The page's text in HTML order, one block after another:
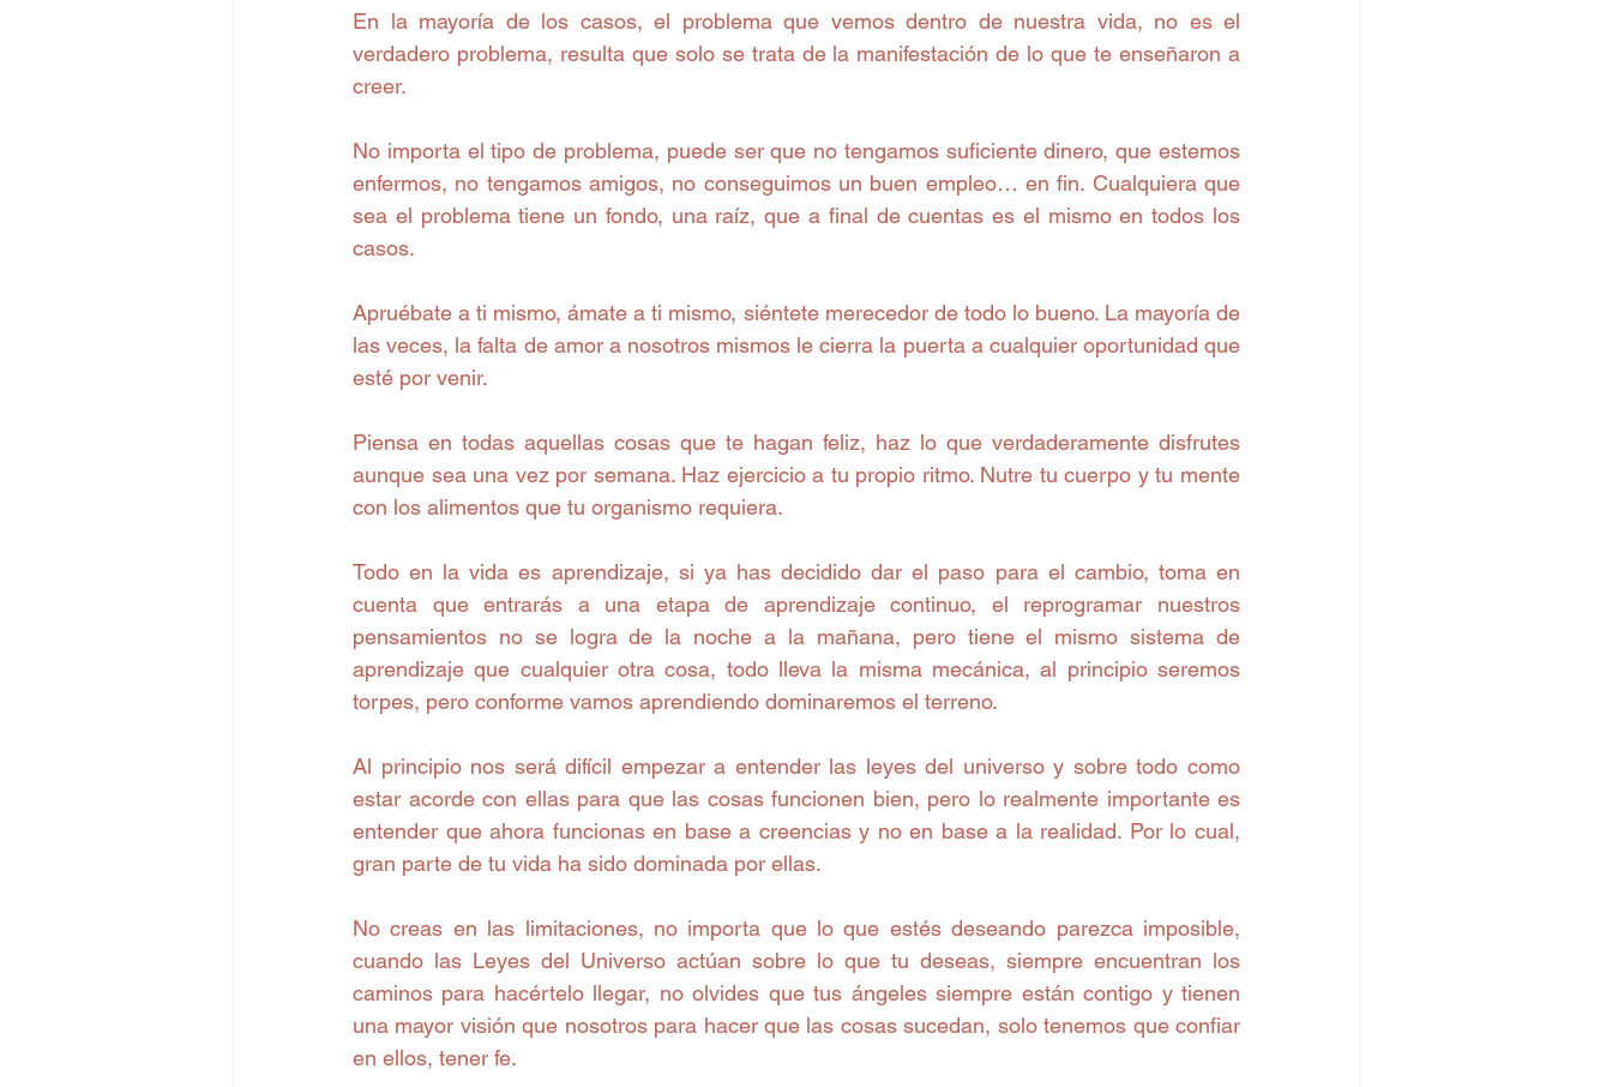
En la mayoría de los casos, el problema que vemos dentro de nuestra vida, no es el
verdadero problema, resulta que solo se trata de la manifestación de lo que te enseñaron a
creer.
No importa el tipo de problema, puede ser que no tengamos suficiente dinero, que estemos
enfermos, no tengamos amigos, no conseguimos un buen empleo… en fin. Cualquiera que
sea el problema tiene un fondo, una raíz, que a final de cuentas es el mismo en todos los
casos.
Apruébate a ti mismo, ámate a ti mismo, siéntete merecedor de todo lo bueno. La mayoría de
las veces, la falta de amor a nosotros mismos le cierra la puerta a cualquier oportunidad que
esté por venir.
Piensa en todas aquellas cosas que te hagan feliz, haz lo que verdaderamente disfrutes
aunque sea una vez por semana. Haz ejercicio a tu propio ritmo. Nutre tu cuerpo y tu mente
con los alimentos que tu organismo requiera.
Todo en la vida es aprendizaje, si ya has decidido dar el paso para el cambio, toma en
cuenta que entrarás a una etapa de aprendizaje continuo, el reprogramar nuestros
pensamientos no se logra de la noche a la mañana, pero tiene el mismo sistema de
aprendizaje que cualquier otra cosa, todo lleva la misma mecánica, al principio seremos
torpes, pero conforme vamos aprendiendo dominaremos el terreno.
Al principio nos será difícil empezar a entender las leyes del universo y sobre todo como
estar acorde con ellas para que las cosas funcionen bien, pero lo realmente importante es
entender que ahora funcionas en base a creencias y no en base a la realidad. Por lo cual,
gran parte de tu vida ha sido dominada por ellas.
No creas en las limitaciones, no importa que lo que estés deseando parezca imposible,
cuando las Leyes del Universo actúan sobre lo que tu deseas, siempre encuentran los
caminos para hacértelo llegar, no olvides que tus ángeles siempre están contigo y tienen
una mayor visión que nosotros para hacer que las cosas sucedan, solo tenemos que confiar
en ellos, tener fe.